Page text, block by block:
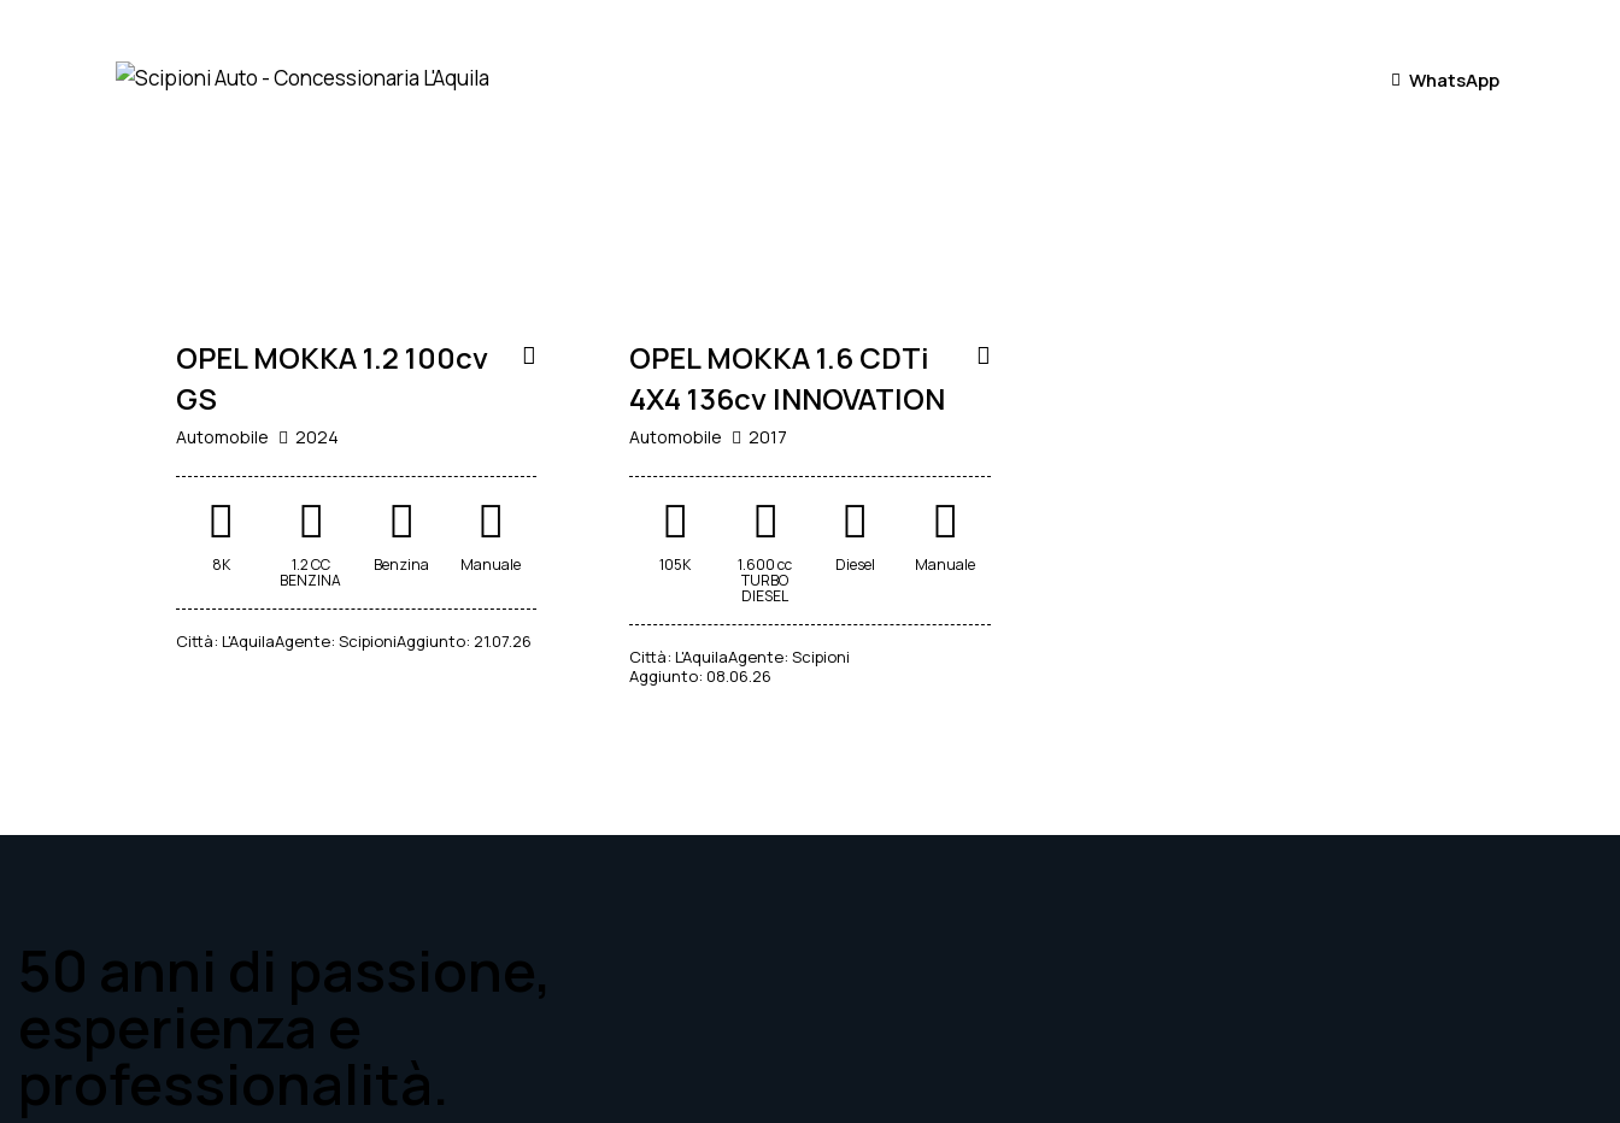
WhatsApp
OPEL MOKKA 1.2 100cv
GS
Automobile 2024
8K 1.2 CC
BENZINA
Benzina Manuale
Città: L'AquilaAgente: ScipioniAggiunto: 21.07.26
OPEL MOKKA 1.6 CDTi
4X4 136cv INNOVATION
Automobile 2017
105K 1.600 cc
TURBO
DIESEL
Diesel Manuale
Città: L'AquilaAgente: Scipioni
Aggiunto: 08.06.26
50 anni di passione,
esperienza e
professionalità.